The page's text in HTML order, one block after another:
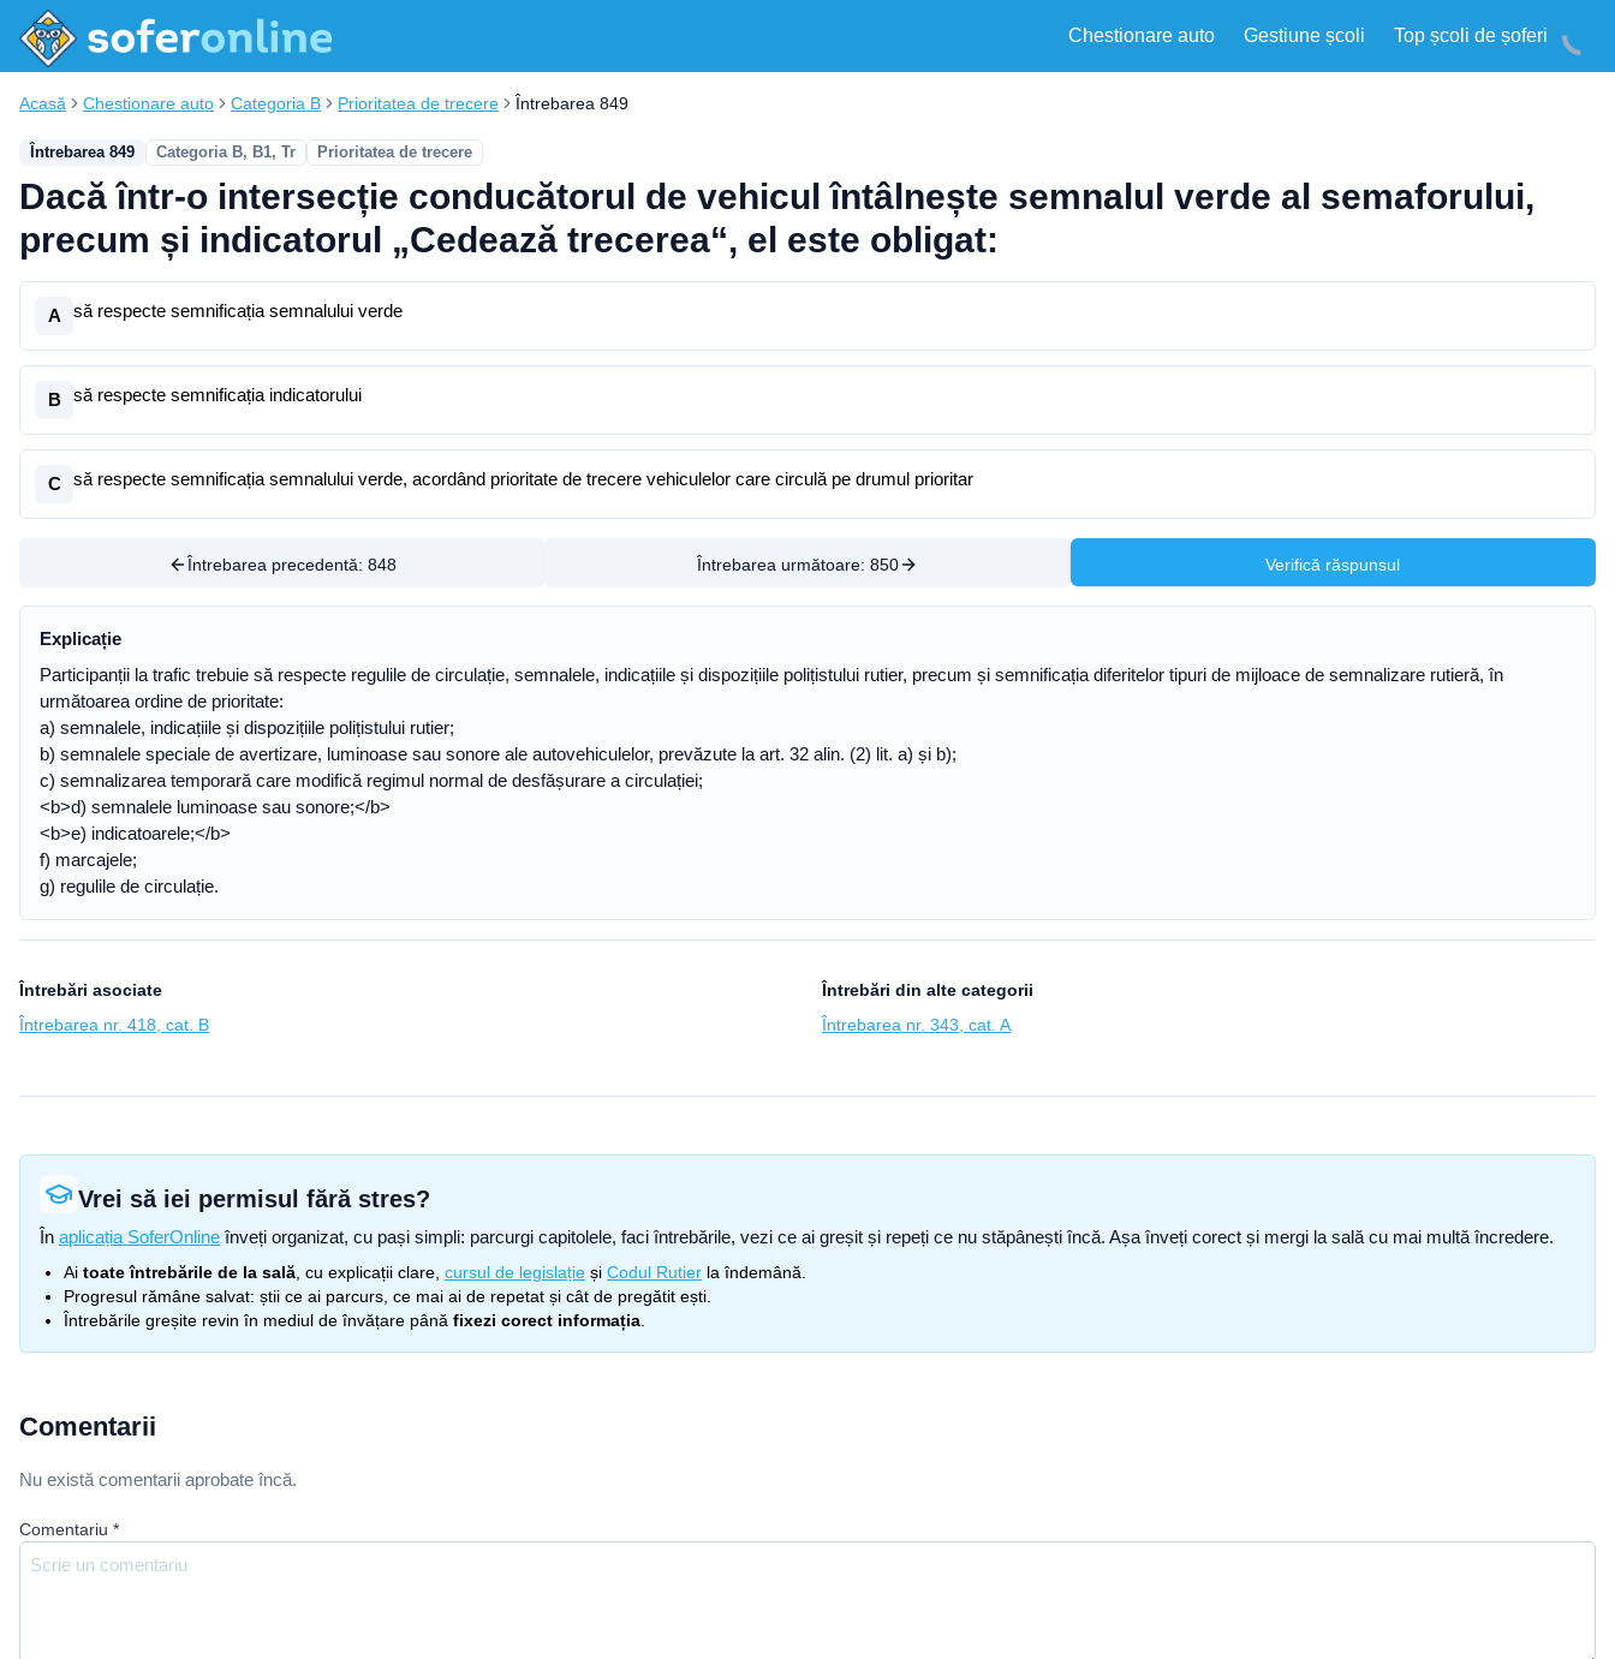
Chestionare auto Gestiune școli Top școli de șoferi
Acasă Chestionare auto Categoria B Prioritatea de trecere Întrebarea 849
Întrebarea 849 Categoria B, B1, Tr Prioritatea de trecere
Dacă într-o intersecție conducătorul de vehicul întâlnește semnalul verde al semaforului,
precum și indicatorul „Cedează trecerea“, el este obligat:
A să respecte semnificația semnalului verde
B să respecte semnificația indicatorului
C să respecte semnificația semnalului verde, acordând prioritate de trecere vehiculelor care circulă pe drumul prioritar
Întrebarea precedentă: 848 Întrebarea următoare: 850 Verifică răspunsul
Explicație
Participanții la trafic trebuie să respecte regulile de circulație, semnalele, indicațiile și dispozițiile polițistului rutier, precum și semnificația diferitelor tipuri de mijloace de semnalizare rutieră, în
următoarea ordine de prioritate:
a) semnalele, indicațiile și dispozițiile polițistului rutier;
b) semnalele speciale de avertizare, luminoase sau sonore ale autovehiculelor, prevăzute la art. 32 alin. (2) lit. a) și b);
c) semnalizarea temporară care modifică regimul normal de desfășurare a circulației;
<b>d) semnalele luminoase sau sonore;</b>
<b>e) indicatoarele;</b>
f) marcajele;
g) regulile de circulație.
Întrebări asociate
Întrebarea nr. 418, cat. B
Întrebări din alte categorii
Întrebarea nr. 343, cat. A
Vrei să iei permisul fără stres?
În aplicația SoferOnline înveți organizat, cu pași simpli: parcurgi capitolele, faci întrebările, vezi ce ai greșit și repeți ce nu stăpânești încă. Așa înveți corect și mergi la sală cu mai multă încredere.
Ai toate întrebările de la sală , cu explicații clare, cursul de legislație și Codul Rutier la îndemână.
Progresul rămâne salvat: știi ce ai parcurs, ce mai ai de repetat și cât de pregătit ești.
Întrebările greșite revin în mediul de învățare până fixezi corect informația
Comentarii
Nu există comentarii aprobate încă.
Comentariu *